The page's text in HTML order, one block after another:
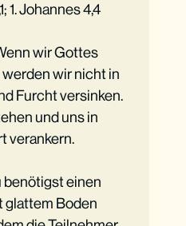
1. Johannes 4,4
wir Gottes
wir nicht in
Furcht versinken.
und uns in
verankern.
benötigst einen
glattem Boden